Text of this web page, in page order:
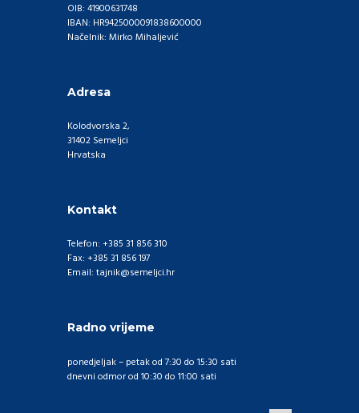
OIB: 41900631748
IBAN: HR9425000091838600000
Načelnik: Mirko Mihaljević
Adresa
Kolodvorska 2,
31402 Semeljci
Hrvatska
Kontakt
Telefon: +385 31 856 310
Fax: +385 31 856 197
Email: tajnik@semeljci.hr
Radno vrijeme
ponedjeljak – petak od 7:30 do 15:30 sati
dnevni odmor od 10:30 do 11:00 sati